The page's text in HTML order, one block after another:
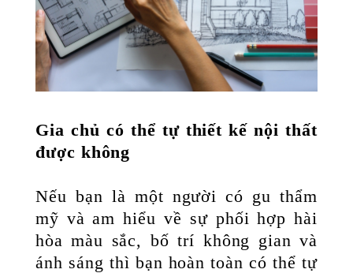
Gia chủ có thể tự thiết kế nội thất
được không
Nếu bạn là một người có gu thẩm
mỹ và am hiểu về sự phối hợp hài
hòa màu sắc, bố trí không gian và
ánh sáng thì bạn hoàn toàn có thể tự